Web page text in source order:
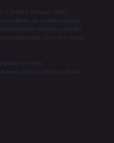
ve İletişim Kurumu (BTK)
Bu nedenle, sitedeki
bulunmamaktadır.
olup, siteye üye olarak
içerikleri,
ilgili içerikler yasal süre